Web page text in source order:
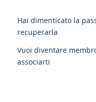
Hai dimenticato la
recuperarla
Vuoi diventare
associarti